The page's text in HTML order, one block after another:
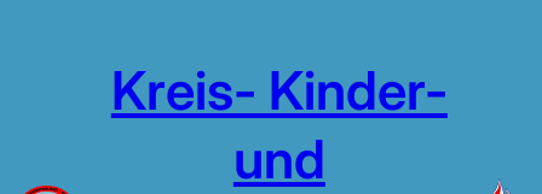
Kreis- Kinder-
und